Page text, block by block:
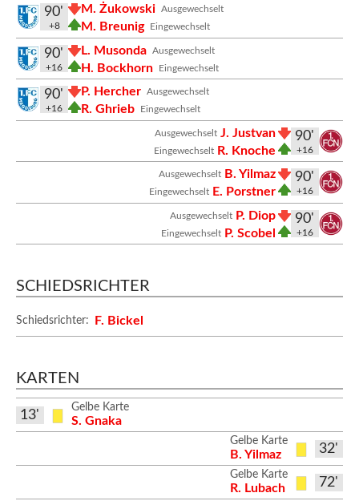
Ausgewechselt
M. Żukowski
Eingewechselt
M. Breunig
90'
+8
Ausgewechselt
L. Musonda
Eingewechselt
H. Bockhorn
90'
+16
Ausgewechselt
P. Hercher
Eingewechselt
R. Ghrieb
90'
+16
90'
+16
Ausgewechselt J. Justvan
Eingewechselt R. Knoche
90'
+16
Ausgewechselt B. Yilmaz
Eingewechselt E. Porstner
90'
+16
Ausgewechselt P. Diop
Eingewechselt P. Scobel
SCHIEDSRICHTER
Schiedsrichter: F. Bickel
KARTEN
Gelbe Karte
S. Gnaka
13'
32'
Gelbe Karte
B. Yilmaz
72'
Gelbe Karte
R. Lubach